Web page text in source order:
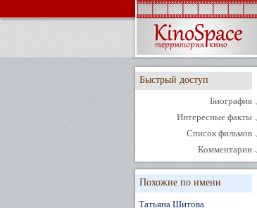
Быстрый доступ
Биография
Интересные факты
Список фильмов
Комментарии
Похожие по имени
Татьяна Шитова